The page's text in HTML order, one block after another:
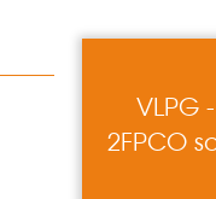
VLPG
2FPCO